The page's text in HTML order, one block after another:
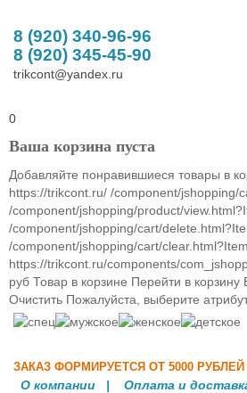
8 (920) 340-96-96
8 (920) 345-45-90
trikcont@yandex.ru
0
Ваша корзина пуста
Добавляйте понравившиеся товары в
https://trikcont.ru/ /component/jshopping/
/component/jshopping/product/
/component/jshopping/cart/
/component/jshopping/cart/
https://trikcont.ru/components/
руб Товар в корзине Перейти в корзину
Очистить Пожалуйста, выберите
ЗАКАЗ ФОРМИРУЕТСЯ ОТ 5000 РУБЛЕЙ
О компании | Оплата и